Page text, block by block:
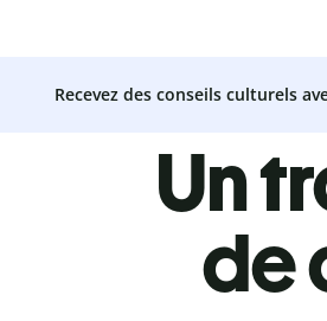
Recevez des conseils culturels
Un
de